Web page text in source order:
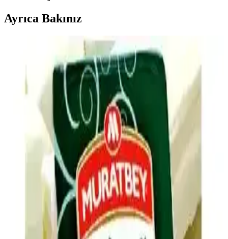
Ayrıca Bakınız
Ev Yapımı Mac and Cheese'in Market Ürünleri Gibi
Tat Vermemesinin Nedenleri ve Çözümleri
Ev yapımı mac and cheese tariflerinde market ürünlerindeki
karakteristik tadın yakalanamamasının nedenleri; peynir karışımı,
asidik bileşenler, tuz ve baharat dengesi ile pişirme teknikleri
Evde Ucuz ve Doyurucu Tuzlu Atıştırmalık
Seçenekleri ve Hazırlama Yöntemleri
Evde kolay hazırlanabilen, ekonomik ve doyurucu tuzlu
atıştırmalıklar iş çıkışı açlığını hızlıca giderir. Dondurulmuş ürünler,
kuruyemişler, sebzeler ve peynir gibi seçenekler sağlıklı alternatifler
Hash Brown Casserole Tarifinde Lezzeti Artıran
Malzeme ve Püf Noktaları
Hash brown casserole, donmuş patates, kremalı tavuk çorbası ve